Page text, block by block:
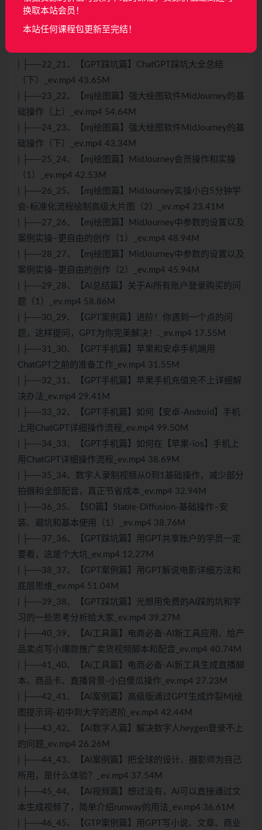
播运营方案（很哇塞）_ev.mp4 42.52M
| ├──21_20、【GPT踩坑篇】GPT踩坑大全总结（上）
| ├──22_21、【GPT踩坑篇】ChatGPT踩坑大全总结
（下）_ev.mp4 43.65M
| ├──23_22、【mj绘图篇】强大绘图软件MidJourney的基
础操作（上）_ev.mp4 54.64M
| ├──24_23、【mj绘图篇】强大绘图软件MidJourney的基
础操作（下）_ev.mp4 43.34M
| ├──25_24、【mj绘图篇】MidJourney会员操作和实操
（1）_ev.mp4 42.53M
| ├──26_25、【mj绘图篇】MidJourney实操小白5分钟学
会-标准化流程绘制高级大片图（2）_ev.mp4 23.41M
| ├──27_26、【mj绘图篇】MidJourney中参数的设置以及
案例实操–更自由的创作（1）_ev.mp4 48.94M
| ├──28_27、【mj绘图篇】MidJourney中参数的设置以及
案例实操–更自由的创作（2）_ev.mp4 45.94M
| ├──29_28、【Ai总结篇】关于Ai所有账户登录购买的问
题（1）_ev.mp4 58.86M
| ├──30_29、【GPT案例篇】进阶！你遇到一个点的问
题，这样提问，GPT为你完美解决！._ev.mp4 17.55M
| ├──31_30、【GPT手机篇】苹果和安卓手机端用
ChatGPT之前的准备工作_ev.mp4 31.55M
| ├──32_31、【GPT手机篇】苹果手机充值充不上详细解
决办法_ev.mp4 29.41M
| ├──33_32、【GPT手机篇】如何【安卓-Android】手机
上用ChatGPT详细操作流程_ev.mp4 99.50M
| ├──34_33、【GPT手机篇】如何在【苹果-ios】手机上
用ChatGPT详细操作流程_ev.mp4 38.69M
| ├──35_34、数字人录制视频从0到1基础操作，减少部分
拍摄和全部配音，真正节省成本_ev.mp4 32.94M
| ├──36_35、【SD篇】Stable-Diffusion-基础操作–安
装、避坑和基本使用（1）_ev.mp4 38.76M
| ├──37_36、【GPT踩坑篇】用GPT共享账户的学员一定
要看，这是个大坑_ev.mp4 12.27M
| ├──38_37、【GPT案例篇】用GPT解说电影详细方法和
底层思维_ev.mp4 51.04M
| ├──39_38、【GPT踩坑篇】光想用免费的AI踩的坑和学
习的一些思考分析给大家_ev.mp4 39.27M
| ├──40_39、【Ai工具篇】电商必备-AI新工具应用、给产
品卖点写小爆款推广卖货视频脚本和配音_ev.mp4 40.74M
| ├──41_40、【Ai工具篇】电商必备-Ai新工具生成直播脚
本、商品卡、直播背景-小白傻瓜操作_ev.mp4 27.23M
| ├──42_41、【Ai案例篇】高级版通过GPT生成炸裂Mj绘
图提示词-初中到大学的进阶_ev.mp4 42.44M
| ├──43_42、【Ai数字人篇】解决数字人heygen登录不上
的问题_ev.mp4 26.26M
| ├──44_43、【Ai案例篇】把全球的设计、摄影师为自己
所用，是什么体验？_ev.mp4 37.54M
| ├──45_44、【Ai视频篇】想过没有，Ai可以直接通过文
本生成视频了，简单介绍runway的用法_ev.mp4 36.61M
| ├──46_45、【GTP案例篇】用GPT写小说、文章、商业
换取本站会员！
本站任何课程包更新至完结！